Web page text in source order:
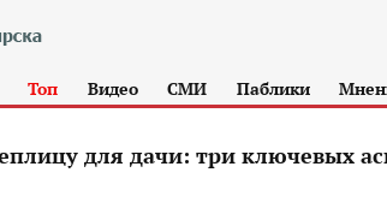
Топ Видео СМИ Паблики
для дачи: три ключевых